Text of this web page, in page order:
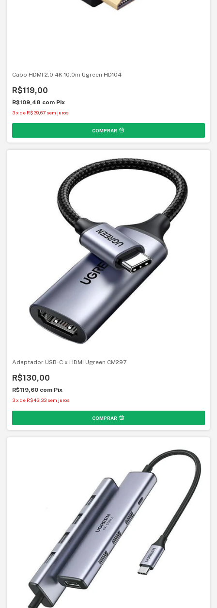
Cabo HDMI 2.0 4K 10.0m Ugreen HD104
R$119,00
R$109,48 com Pix
3x de R$39,67 sem juros
Adaptador USB-C x HDMI Ugreen CM297
R$130,00
R$119,60 com Pix
3x de R$43,33 sem juros